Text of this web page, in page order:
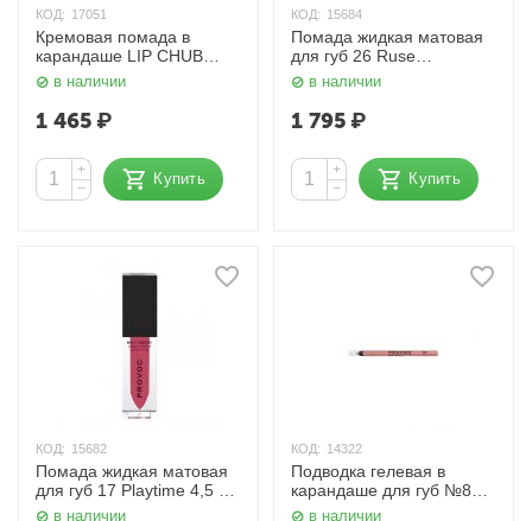
КОД: 17051
Кремовая помада в
карандаше LIP CHUB
Lipliner 02 Dulcet Provoc
в наличии
1 465₽
+
−
Купить
КОД: 15684
Помада жидкая матовая
для губ 26 Ruse
карамельно-персиковый
4,5 гр. Provoc
в наличии
1 795₽
+
−
Купить
КОД: 15682
Помада жидкая матовая
для губ 17 Playtime 4,5 гр.
Provoc
в наличии
КОД: 14322
Подводка гелевая в
карандаше для губ №805
коралловый нюд Provoc
в наличии